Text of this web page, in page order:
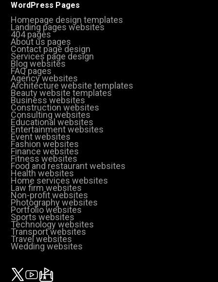
WordPress Pages
Homepage design templates
Landing pages websites
404 pages
About us pages
Contact page design
Services page design
Blog websites
FAQ pages
Agency websites
Architecture website templates
Beauty website templates
Business websites
Construction websites
Consulting websites
Educational websites
Entertainment websites
Event websites
Fashion websites
Finance websites
Fitness websites
Food and restaurant websites
Health websites
Home services websites
Law firm websites
Non-profit websites
Photography websites
Portfolio websites
Sports websites
Technology websites
Transport websites
Travel websites
Wedding websites